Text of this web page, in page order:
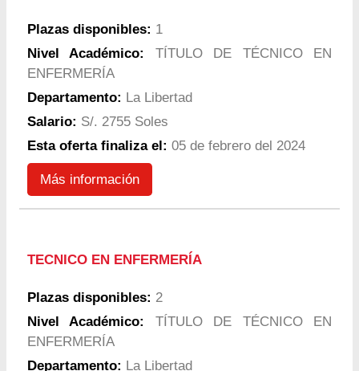
Plazas disponibles: 1
Nivel Académico:
TÍTULO DE TÉCNICO EN
ENFERMERÍA
Departamento: La Libertad
Salario: S/. 2755 Soles
Esta oferta finaliza el: 05 de febrero del 2024
Más información
TECNICO EN ENFERMERÍA
Plazas disponibles: 2
Nivel Académico:
TÍTULO DE TÉCNICO EN
ENFERMERÍA
Departamento: La Libertad